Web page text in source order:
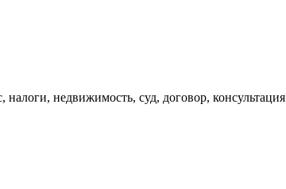
налоги, недвижимость, суд, договор, консультация